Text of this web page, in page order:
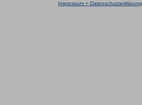
Impressum + Datenschutzerklärung